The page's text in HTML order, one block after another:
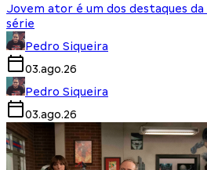
Jovem ator é um dos destaques
série
Pedro Siqueira
03.ago.26
Pedro Siqueira
03.ago.26